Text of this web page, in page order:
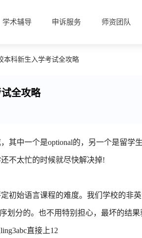
学术辅导 申诉服务 师资团队
本科新生入学考试全攻略
全攻略
中一个是optional的，另一个是留学
不太忙的时候就尽快解决掉!
始语言课程的难度。我们学校的非
划分的。也不用特别担心，最坏的结果
直接上12